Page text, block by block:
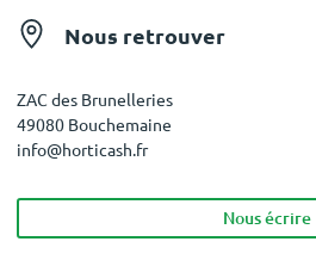
Nous retrouver
ZAC des Brunelleries
49080 Bouchemaine
info@horticash.fr
Nous écrire